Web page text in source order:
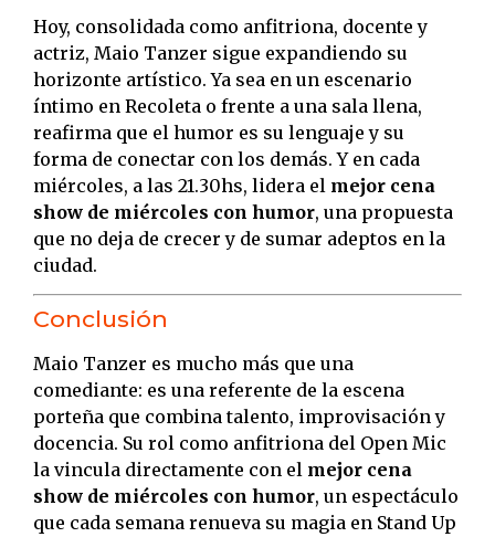
Hoy, consolidada como anfitriona, docente y
actriz, Maio Tanzer sigue expandiendo su
horizonte artístico. Ya sea en un escenario
íntimo en Recoleta o frente a una sala llena,
reafirma que el humor es su lenguaje y su
forma de conectar con los demás. Y en cada
miércoles, a las 21.30hs, lidera el mejor cena
show de miércoles con humor, una propuesta
que no deja de crecer y de sumar adeptos en la
ciudad.
Conclusión
Maio Tanzer es mucho más que una
comediante: es una referente de la escena
porteña que combina talento, improvisación y
docencia. Su rol como anfitriona del Open Mic
la vincula directamente con el mejor cena
show de miércoles con humor, un espectáculo
que cada semana renueva su magia en Stand Up